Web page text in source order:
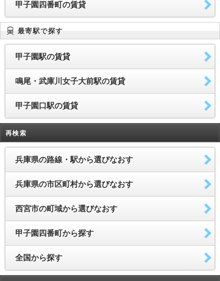
甲子園四番町の賃貸
最寄駅で探す
甲子園駅の賃貸
鳴尾・武庫川女子大前駅の賃貸
甲子園口駅の賃貸
再検索
兵庫県の路線・駅から選びなおす
兵庫県の市区町村から選びなおす
西宮市の町域から選びなおす
甲子園四番町から探す
全国から探す